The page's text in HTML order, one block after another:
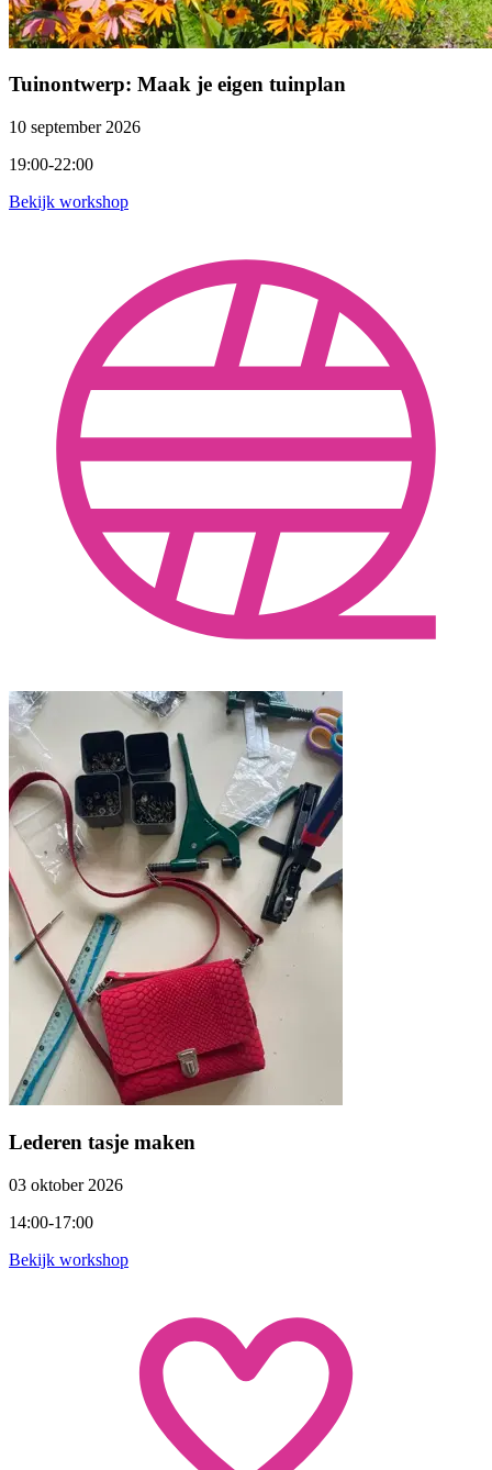
Tuinontwerp: Maak je eigen tuinplan
10 september 2026
19:00-22:00
Bekijk workshop
Lederen tasje maken
03 oktober 2026
14:00-17:00
Bekijk workshop